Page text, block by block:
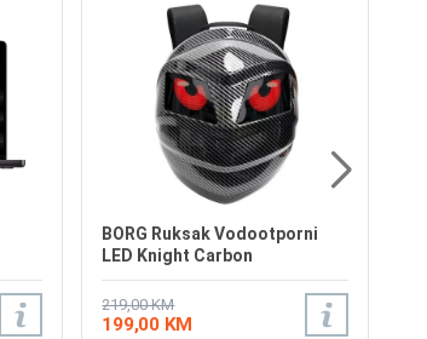
BORG Ruksak Vodootporni
LED Knight Carbon
219,00 KM
199,00 KM